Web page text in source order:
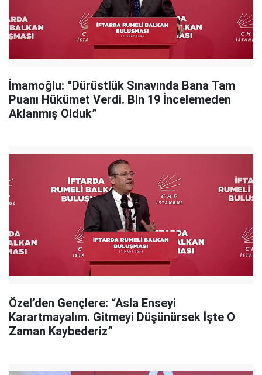
İmamoğlu: “Dürüstlük Sınavında Bana Tam
Puanı Hükümet Verdi. Bin 19 İncelemeden
Aklanmış Olduk”
Özel’den Gençlere: “Asla Enseyi
Karartmayalım. Gitmeyi Düşünürsek İşte O
Zaman Kaybederiz”